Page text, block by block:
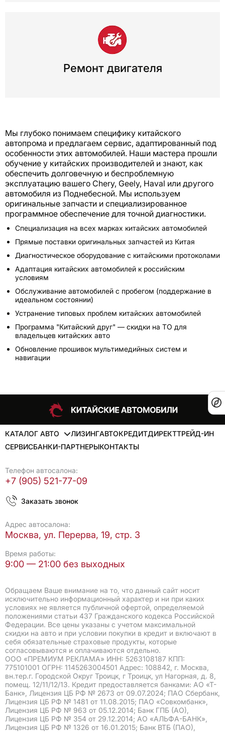
Ремонт двигателя
Мы глубоко понимаем специфику китайского
автопрома и предлагаем сервис, адаптированный под
особенности этих автомобилей. Наши мастера прошли
обучение у китайских производителей и знают, как
обеспечить долговечную и беспроблемную
эксплуатацию вашего Chery, Geely, Haval или другого
автомобиля из Поднебесной. Мы используем
оригинальные запчасти и специализированное
программное обеспечение для точной диагностики.
Специализация на всех марках китайских автомобилей
Прямые поставки оригинальных запчастей из Китая
Диагностическое оборудование с китайскими протоколами
Адаптация китайских автомобилей к российским
условиям
Обслуживание автомобилей с пробегом (поддержание в
идеальном состоянии)
Устранение типовых проблем китайских автомобилей
Программа "Китайский друг" — скидки на ТО для
владельцев китайских авто
Обновление прошивок мультимедийных систем и
навигации
КАТАЛОГ АВТО ЛИЗИНГАВТОКРЕДИТДИРЕКТТРЕЙД-ИН
СЕРВИСБАНКИ-ПАРТНЕРЫКОНТАКТЫ
Телефон автосалона:
+7 (905) 521-77-09
Заказать звонок
Адрес автосалона:
Москва, ул. Перерва, 19, стр. 3
Время работы:
9:00 — 21:00 без выходных
Обращаем Ваше внимание на то, что данный сайт носит
исключительно информационный характер и ни при каких
условиях не является публичной офертой, определяемой
положениями статьи 437 Гражданского кодекса Российской
Федерации. Все цены указаны с учетом максимальной
скидки на авто и при условии покупки в кредит и включают в
себя обязательные страховые продукты, которые
согласовываются и оплачиваются отдельно.
ООО «ПРЕМИУМ РЕКЛАМА» ИНН: 5263108187 КПП:
775101001 ОГРН: 1145263004501 Адрес: 108842, г. Москва,
вн.тер.г. Городской Округ Троицк, г Троицк, ул Нагорная, д. 8,
помещ. 12/11/12/13. Кредит предоставляется банками: АО «Т-
Банк», Лицензия ЦБ РФ № 2673 от 09.07.2024; ПАО Сбербанк,
Лицензия ЦБ РФ № 1481 от 11.08.2015; ПАО «Совкомбанк»,
Лицензия ЦБ РФ № 963 от 05.12.2014; Банк ГПБ (АО),
Лицензия ЦБ РФ № 354 от 29.12.2014; АО «АЛЬФА-БАНК»,
Лицензия ЦБ РФ № 1326 от 16.01.2015; Банк ВТБ (ПАО),